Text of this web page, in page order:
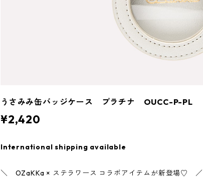
うさみみ缶バッジケース プラチナ OUCC-P-PL
¥2,420
International shipping available
＼ OZaKKa × ステラワース コラボアイテムが新登場♡ ／